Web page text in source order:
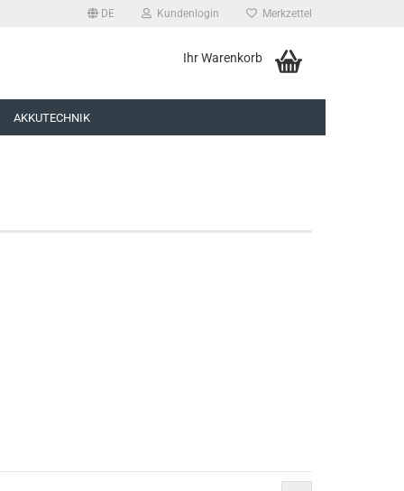
DE Kundenlogin Merkzettel
Ihr Warenkorb
AKKUTECHNIK